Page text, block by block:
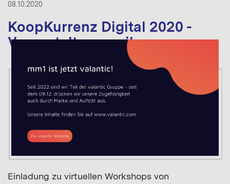
08.10.2020
KoopKurrenz Digital 2020 -
Veranstaltungsreihe
Einladung zu virtuellen Workshops von